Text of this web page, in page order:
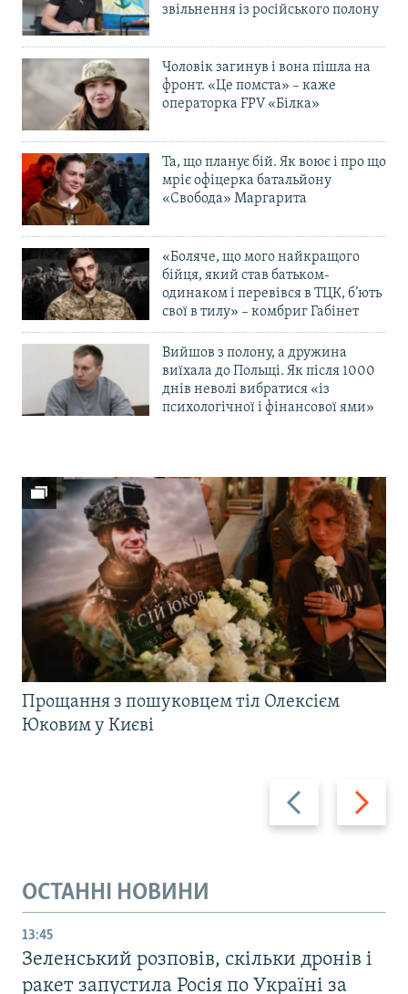
звільнення із російського полону
Чоловік загинув і вона пішла на
фронт. «Це помста» – каже
операторка FPV «Білка»
Та, що планує бій. Як воює і про що
мріє офіцерка батальйону
«Свобода» Маргарита
«Боляче, що мого найкращого
бійця, який став батьком-
одинаком і перевівся в ТЦК, б’ють
свої в тилу» – комбриг Габінет
Вийшов з полону, а дружина
виїхала до Польщі. Як після 1000
днів неволі вибратися «із
психологічної і фінансової ями»
Назад Вперед
Прощання з пошуковцем тіл Олексієм
Юковим у Києві
ОСТАННІ НОВИНИ
13:45
Зеленський розповів, скільки дронів і
ракет запустила Росія по Україні за